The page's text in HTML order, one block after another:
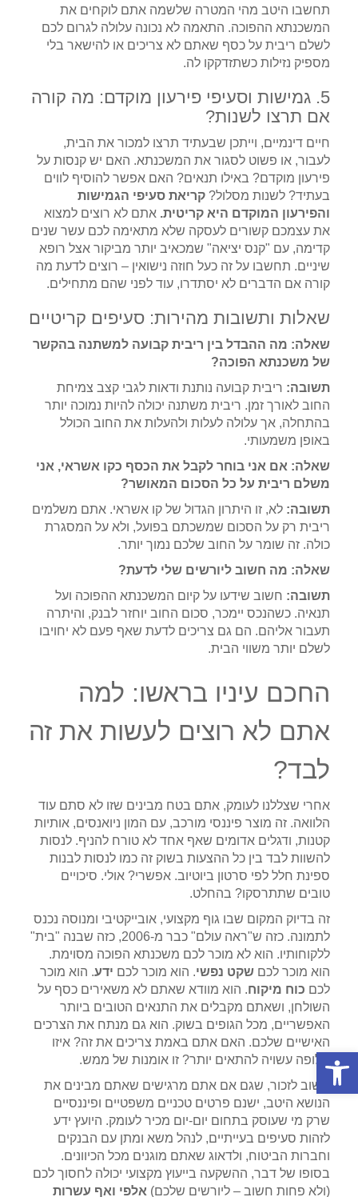
תחשבו היטב מהי המטרה שלשמה אתם לוקחים את
המשכנתא ההפוכה. התאמה לא נכונה עלולה לגרום לכם
לשלם ריבית על כסף שאתם לא צריכים או להישאר בלי
מספיק נזילות כשתזדקקו לה.
5. גמישות וסעיפי פירעון מוקדם: מה קורה
אם תרצו לשנות?
חיים דינמיים, וייתכן שבעתיד תרצו למכור את הבית,
לעבור, או פשוט לסגור את המשכנתא. האם יש קנסות על
פירעון מוקדם? באילו תנאים? האם אפשר להוסיף לווים
בעתיד? לשנות מסלול? קריאת סעיפי הגמישות
והפירעון המוקדם היא קריטית. אתם לא רוצים למצוא
את עצמכם קשורים לעסקה שלא מתאימה לכם עשר שנים
קדימה, עם "קנס יציאה" שמכאיב יותר מביקור אצל רופא
שיניים. תחשבו על זה כעל חוזה נישואין – רוצים לדעת מה
קורה אם הדברים לא יסתדרו, עוד לפני שהם מתחילים.
שאלות ותשובות מהירות: סעיפים קריטיים
שאלה: מה ההבדל בין ריבית קבועה למשתנה בהקשר
של משכנתא הפוכה?
תשובה: ריבית קבועה נותנת ודאות לגבי קצב צמיחת
החוב לאורך זמן. ריבית משתנה יכולה להיות נמוכה יותר
בהתחלה, אך עלולה לעלות ולהעלות את החוב הכולל
באופן משמעותי.
שאלה: אם אני בוחר לקבל את הכסף כקו אשראי, אני
משלם ריבית על כל הסכום המאושר?
תשובה: לא, זו היתרון הגדול של קו אשראי. אתם משלמים
ריבית רק על הסכום שמשכתם בפועל, ולא על המסגרת
כולה. זה שומר על החוב שלכם נמוך יותר.
שאלה: מה חשוב ליורשים שלי לדעת?
תשובה: חשוב שידעו על קיום המשכנתא ההפוכה ועל
תנאיה. כשהנכס יימכר, סכום החוב יוחזר לבנק, והיתרה
תעבור אליהם. הם גם צריכים לדעת שאף פעם לא יחויבו
לשלם יותר משווי הבית.
החכם עיניו בראשו: למה
אתם לא רוצים לעשות את זה
לבד?
אחרי שצללנו לעומק, אתם בטח מבינים שזו לא סתם עוד
הלוואה. זה מוצר פיננסי מורכב, עם המון ניואנסים, אותיות
קטנות, ודגלים אדומים שאף אחד לא טורח להניף. לנסות
להשוות לבד בין כל ההצעות בשוק זה כמו לנסות לבנות
ספינת חלל לפי סרטון ביוטיוב. אפשרי? אולי. סיכויים
טובים שתתרסקו? בהחלט.
זה בדיוק המקום שבו גוף מקצועי, אובייקטיבי ומנוסה נכנס
לתמונה. כזה ש"ראה עולם" כבר מ-2006, כזה שבנה "בית"
ללקוחותיו. הוא לא מוכר לכם משכנתא הפוכה מסוימת.
הוא מוכר לכם שקט נפשי. הוא מוכר לכם ידע. הוא מוכר
לכם כוח מיקוח. הוא מוודא שאתם לא משאירים כסף על
השולחן, ושאתם מקבלים את התנאים הטובים ביותר
האפשריים, מכל הגופים בשוק. הוא גם מנתח את הצרכים
האישיים שלכם. האם אתם באמת צריכים את זה? איזו
חלופה עשויה להתאים יותר? זו אומנות של ממש.
חשוב לזכור, שגם אם אתם מרגישים שאתם מבינים את
הנושא היטב, ישנם פרטים טכניים משפטיים ופיננסיים
שרק מי שעוסק בתחום יום-יום מכיר לעומק. היועץ ידע
לזהות סעיפים בעייתיים, לנהל משא ומתן עם הבנקים
וחברות הביטוח, ולדאוג שאתם מוגנים מכל הכיוונים.
בסופו של דבר, ההשקעה בייעוץ מקצועי יכולה לחסוך לכם
(ולא פחות חשוב – ליורשים שלכם) אלפי ואף עשרות
פתח סרגל נגישות